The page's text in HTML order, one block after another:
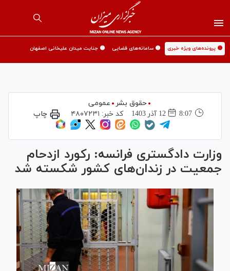
🟡 پرونده‌های ویژه خبری 🟡 سامانه‌های قضایی 🟡 جنایت میدان علیخانی اصفهان
حقوق بشر
عمومی
8:07
12 آذر 1403 کد خبر: ۴۸۰۷۲۳۱ چاپ
وزارت دادگستری فرانسه: رکورد ازدحام
جمعیت در زندان‌های کشور شکسته شد